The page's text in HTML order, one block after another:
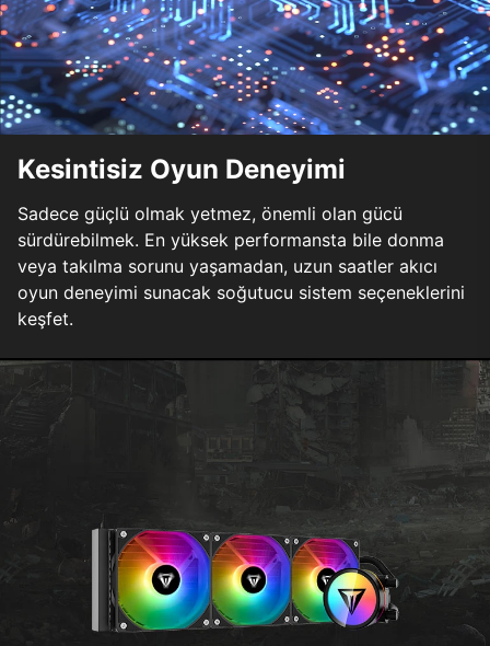
Kesintisiz Oyun Deneyimi
Sadece güçlü olmak yetmez, önemli olan gücü
sürdürebilmek. En yüksek performansta bile donma
veya takılma sorunu yaşamadan, uzun saatler akıcı
oyun deneyimi sunacak soğutucu sistem seçeneklerini
keşfet.